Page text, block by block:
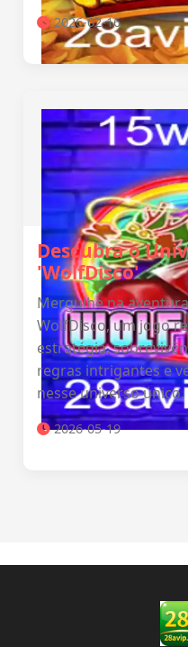
2026-02-16
Descubra o
'WolfDisco'
Mergulhe na
WolfDisco, um jogo
estratégia,
regras intrigantes e
nesse universo único.
2026-05-19